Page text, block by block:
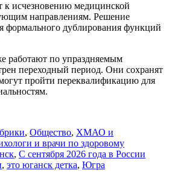
к исчезновению медицинской
направлениям. Решение
формального дублирования функций
работают по упраздняемым
переходный период. Они сохранят
пройти переквалификацию для
, Общество, ХМАО и
и врачи по здоровому
, С сентября 2026 года в России
, это юганск детка, Югра